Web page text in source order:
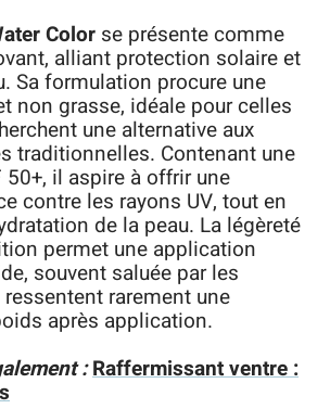
Color se présente comme
alliant protection solaire et
Sa formulation procure une
non grasse, idéale pour celles
une alternative aux
traditionnelles. Contenant une
il aspire à offrir une
contre les rayons UV, tout en
de la peau. La légèreté
permet une application
souvent saluée par les
rarement une
après application.
:Raffermissant ventre :